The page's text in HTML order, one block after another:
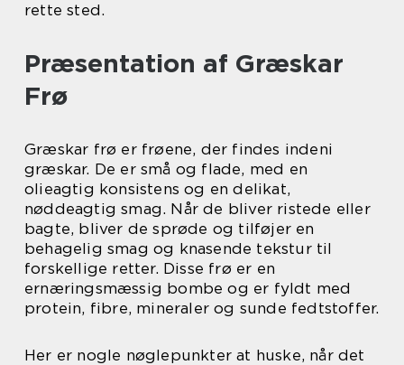
rette sted.
Præsentation af Græskar
Frø
Græskar frø er frøene, der findes indeni
græskar. De er små og flade, med en
olieagtig konsistens og en delikat,
nøddeagtig smag. Når de bliver ristede eller
bagte, bliver de sprøde og tilføjer en
behagelig smag og knasende tekstur til
forskellige retter. Disse frø er en
ernæringsmæssig bombe og er fyldt med
protein, fibre, mineraler og sunde fedtstoffer.
Her er nogle nøglepunkter at huske, når det